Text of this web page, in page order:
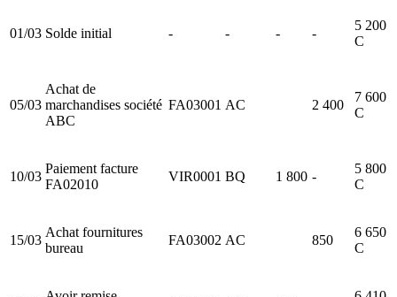
01/03 Solde initial - - - -
5 200
C
05/03
Achat de
marchandises société
ABC
FA03001 AC 2 400
7 600
C
10/03
Paiement facture
FA02010
VIR0001 BQ 1 800 -
5 800
C
15/03
Achat fournitures
bureau
FA03002 AC 850
6 650
C